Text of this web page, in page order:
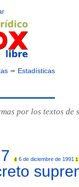
➠ Estadísticas
por los textos de
4 6 de diciembre de 1991 1